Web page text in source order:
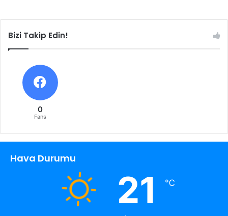
Bizi Takip Edin!
0
Fans
Hava Durumu
21 ℃